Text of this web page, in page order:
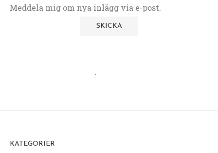
Meddela mig om nya inlägg via e-post.
KATEGORIER